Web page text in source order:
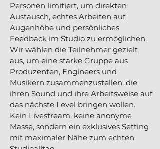
Personen limitiert, um direkten
Austausch, echtes Arbeiten auf
Augenhöhe und persönliches
Feedback im Studio zu ermöglichen.
Wir wählen die Teilnehmer gezielt
aus, um eine starke Gruppe aus
Produzenten, Engineers und
Musikern zusammenzustellen, die
ihren Sound und ihre Arbeitsweise auf
das nächste Level bringen wollen.
Kein Livestream, keine anonyme
Masse, sondern ein exklusives Setting
mit maximaler Nähe zum echten